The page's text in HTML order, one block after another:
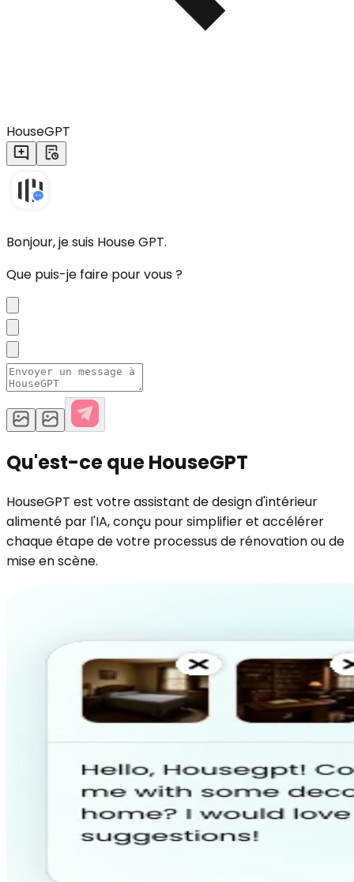
HouseGPT
Bonjour, je suis House GPT.
Que puis-je faire pour vous ?
Qu'est-ce que HouseGPT
HouseGPT est votre assistant de design d'intérieur
alimenté par l'IA, conçu pour simplifier et accélérer
chaque étape de votre processus de rénovation ou de
mise en scène.